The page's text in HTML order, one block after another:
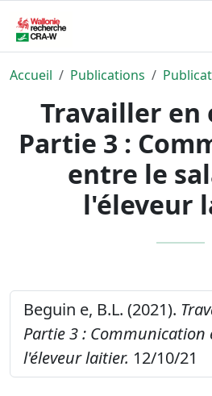
Accueil Publications
Travailler en
Partie 3 :
entre le
l'éleveur
Beguin e, B.L. (2021).
Partie 3 : Communication
l'éleveur laitier. 12/10/21